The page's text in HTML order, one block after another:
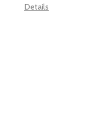
Details